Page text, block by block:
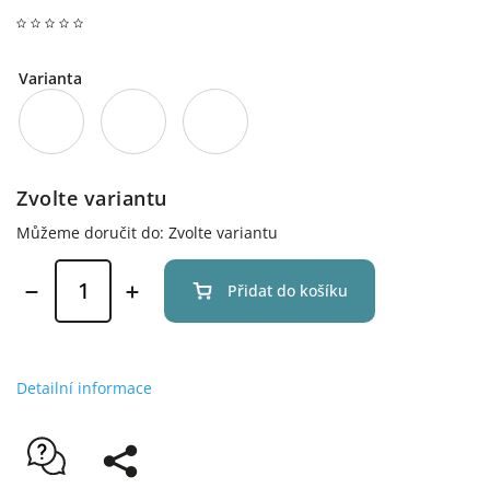
Varianta
Zvolte variantu
Můžeme doručit do: Zvolte variantu
Přidat do košíku
Detailní informace